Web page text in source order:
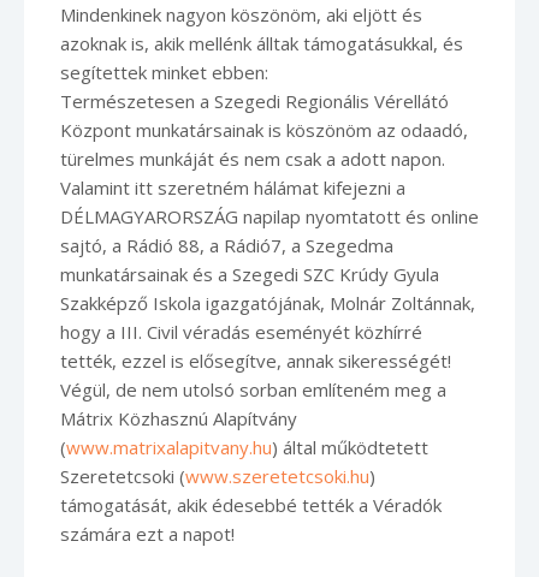
Mindenkinek nagyon köszönöm, aki eljött és
azoknak is, akik mellénk álltak támogatásukkal, és
segítettek minket ebben:
Természetesen a Szegedi Regionális Vérellátó
Központ munkatársainak is köszönöm az odaadó,
türelmes munkáját és nem csak a adott napon.
Valamint itt szeretném hálámat kifejezni a
DÉLMAGYARORSZÁG napilap nyomtatott és online
sajtó, a Rádió 88, a Rádió7, a Szegedma
munkatársainak és a Szegedi SZC Krúdy Gyula
Szakképző Iskola igazgatójának, Molnár Zoltánnak,
hogy a III. Civil véradás eseményét közhírré
tették, ezzel is elősegítve, annak sikerességét!
Végül, de nem utolsó sorban említeném meg a
Mátrix Közhasznú Alapítvány
(www.matrixalapitvany.hu) által működtetett
Szeretetcsoki (www.szeretetcsoki.hu)
támogatását, akik édesebbé tették a Véradók
számára ezt a napot!